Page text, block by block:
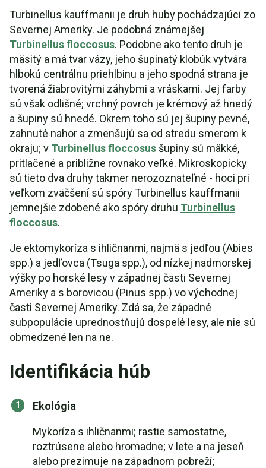
Turbinellus kauffmanii je druh huby pochádzajúci zo
Severnej Ameriky. Je podobná známejšej
Turbinellus floccosus. Podobne ako tento druh je
mäsitý a má tvar vázy, jeho šupinatý klobúk vytvára
hlbokú centrálnu priehlbinu a jeho spodná strana je
tvorená žiabrovitými záhybmi a vráskami. Jej farby
sú však odlišné; vrchný povrch je krémový až hnedý
a šupiny sú hnedé. Okrem toho sú jej šupiny pevné,
zahnuté nahor a zmenšujú sa od stredu smerom k
okraju; v Turbinellus floccosus šupiny sú mäkké,
pritlačené a približne rovnako veľké. Mikroskopicky
sú tieto dva druhy takmer nerozoznateľné - hoci pri
veľkom zväčšení sú spóry Turbinellus kauffmanii
jemnejšie zdobené ako spóry druhu Turbinellus
floccosus.
Je ektomykoríza s ihličnanmi, najmä s jedľou (Abies
spp.) a jedľovca (Tsuga spp.), od nízkej nadmorskej
výšky po horské lesy v západnej časti Severnej
Ameriky a s borovicou (Pinus spp.) vo východnej
časti Severnej Ameriky. Zdá sa, že západné
subpopulácie uprednostňujú dospelé lesy, ale nie sú
obmedzené len na ne.
Identifikácia húb
Ekológia
Mykoríza s ihličnanmi; rastie samostatne,
roztrúsene alebo hromadne; v lete a na jeseň
alebo prezimuje na západnom pobreží;